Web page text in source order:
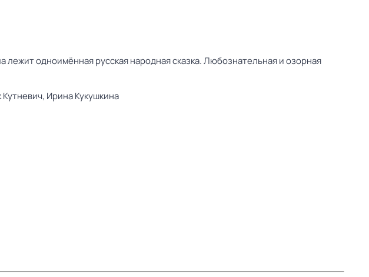
одноимённая русская народная сказка. Любознательная и озорная
Ирина Кукушкина